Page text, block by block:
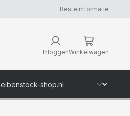
Bestelinformatie
InloggenWinkelwagen